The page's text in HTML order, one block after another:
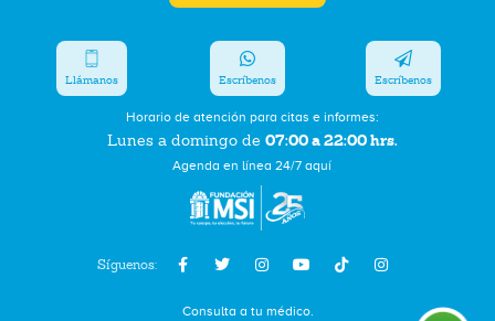
Síguenos:
Horario de atención para citas e informes:
Lunes a domingo de 07:00 a 22:00 hrs.
Agenda en línea 24/7 aquí
Llámanos Escríbenos Escríbenos
Consulta a tu médico.